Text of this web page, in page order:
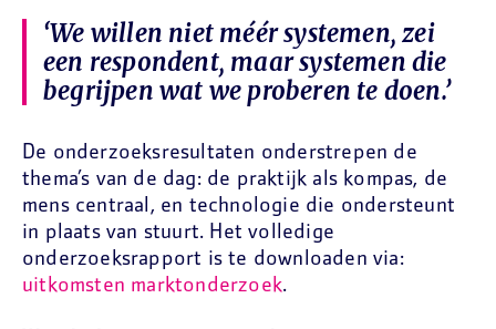
‘We willen niet méér systemen, zei
een respondent, maar systemen die
begrijpen wat we proberen te doen.’
De onderzoeksresultaten onderstrepen de
thema’s van de dag: de praktijk als kompas, de
mens centraal, en technologie die ondersteunt
in plaats van stuurt. Het volledige
onderzoeksrapport is te downloaden via:
uitkomsten marktonderzoek.